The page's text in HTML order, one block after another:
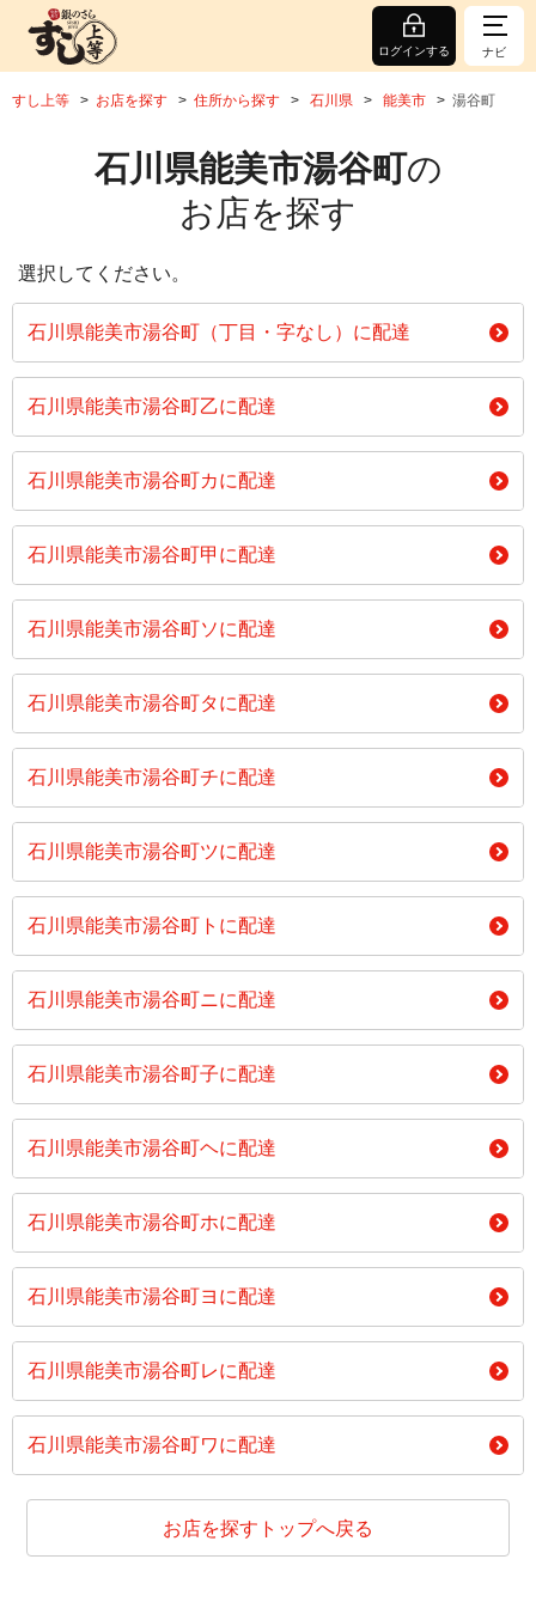
ログインする ナビ
すし上等 お店を探す 住所から探す 石川県 能美市 湯谷町
石川県能美市湯谷町の
お店を探す
選択してください。
石川県能美市湯谷町（丁目・字なし）に配達
石川県能美市湯谷町乙に配達
石川県能美市湯谷町カに配達
石川県能美市湯谷町甲に配達
石川県能美市湯谷町ソに配達
石川県能美市湯谷町タに配達
石川県能美市湯谷町チに配達
石川県能美市湯谷町ツに配達
石川県能美市湯谷町トに配達
石川県能美市湯谷町ニに配達
石川県能美市湯谷町子に配達
石川県能美市湯谷町ヘに配達
石川県能美市湯谷町ホに配達
石川県能美市湯谷町ヨに配達
石川県能美市湯谷町レに配達
石川県能美市湯谷町ワに配達
お店を探すトップへ戻る